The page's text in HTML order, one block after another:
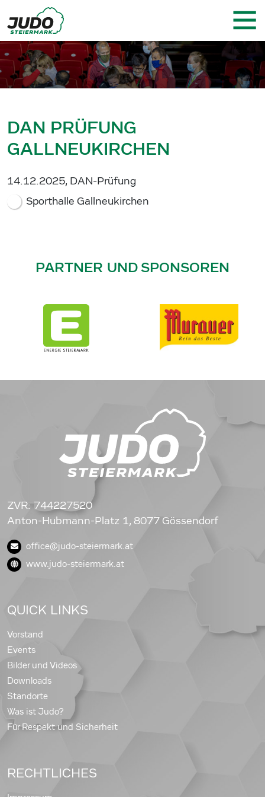
DAN PRÜFUNG
GALLNEUKIRCHEN
14.12.2025, DAN-Prüfung
Sporthalle Gallneukirchen
PARTNER UND SPONSOREN
ZVR: 744227520
Anton-Hubmann-Platz 1, 8077 Gössendorf
office@judo-steiermark.at
www.judo-steiermark.at
QUICK LINKS
Vorstand
Events
Bilder und Videos
Downloads
Standorte
Was ist Judo?
Für Respekt und Sicherheit
RECHTLICHES